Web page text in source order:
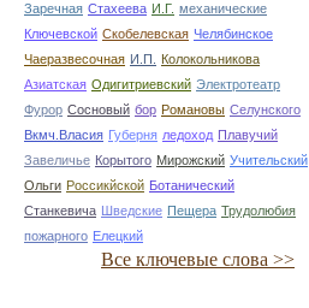
Заречная Стахеева И.Г. механические
Ключевской Скобелевская Челябинское
Чаеразвесочная И.П.
Колокольникова
Азиатская Одигитриевский Электротеатр
Фурор Сосновый бор Романовы Селунского
Вкмч.Власия Губерня ледоход Плавучий
Завеличье Корытого Мирожский Учительский
Ольги Россикйской Ботанический
Станкевича Шведские Пещера Трудолюбия
пожарного Елецкий
Все ключевые слова >>